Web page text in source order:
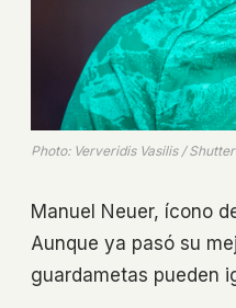
Photo: Ververidis Vasilis /
Manuel Neuer, ícono
Aunque ya pasó su
guardametas pueden